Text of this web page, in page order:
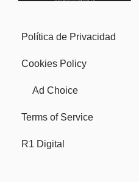
Política de Privacidad
Cookies Policy
Ad Choice
Terms of Service
R1 Digital